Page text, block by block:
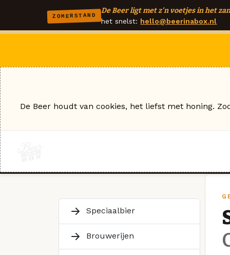
ZOMERSTAND
De Beer ligt met z'n voetjes in het
het snelst: hello@beerinabox.nl
Speciaalbier
Brouwerijen
De Beer houdt van cookies, het liefst met honing.